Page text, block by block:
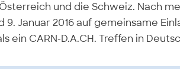
und die Schweiz. Nach
9. Januar 2016 auf gemeinsame
ein CARN-D.A.CH. Treffen in